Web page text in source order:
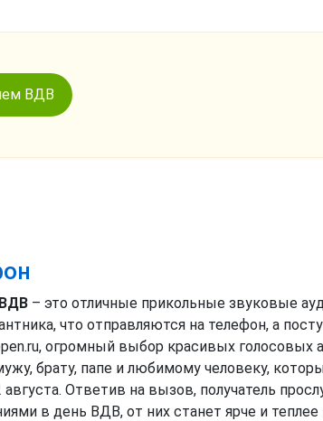
ВДВ
– это отличные прикольные звуковые
что отправляются на телефон, а
огромный выбор красивых голосовых
брату, папе и любимому человеку,
Ответив на вызов, получатель
в день ВДВ, от них станет ярче и